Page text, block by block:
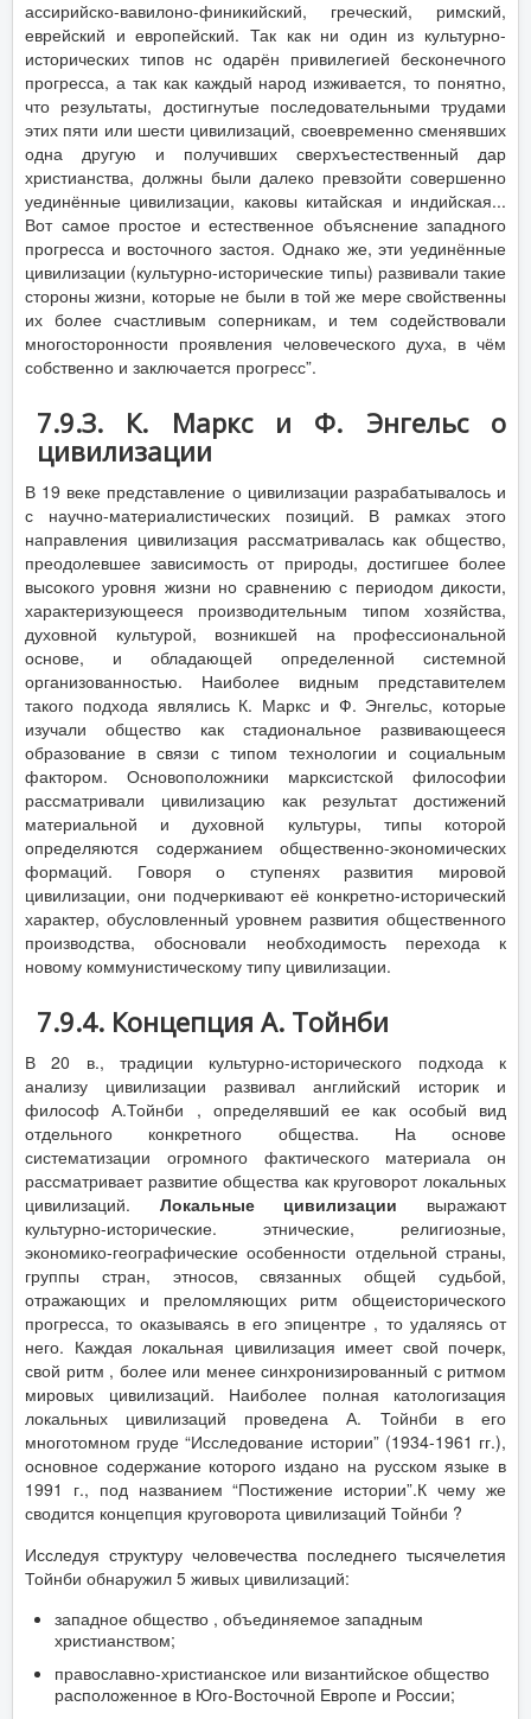
ассирийско-вавилоно-финикийский, греческий, римский,
еврейский и европейский. Так как ни один из культурно-
исторических типов нс одарён привилегией бесконечного
прогресса, а так как каждый народ изживается, то понятно,
что результаты, достигнутые последовательными трудами
этих пяти или шести цивилизаций, своевременно сменявших
одна другую и получивших сверхъестественный дар
христианства, должны были далеко превзойти совершенно
уединённые цивилизации, каковы китайская и индийская...
Вот самое простое и естественное объяснение западного
прогресса и восточного застоя. Однако же, эти уединённые
цивилизации (культурно-исторические типы) развивали такие
стороны жизни, которые не были в той же мере свойственны
их более счастливым соперникам, и тем содействовали
многосторонности проявления человеческого духа, в чём
собственно и заключается прогресс”.
7.9.З. К. Маркс и Ф. Энгельс о
цивилизации
В 19 веке представление о цивилизации разрабатывалось и
с научно-материалистических позиций. В рамках этого
направления цивилизация рассматривалась как общество,
преодолевшее зависимость от природы, достигшее более
высокого уровня жизни но сравнению с периодом дикости,
характеризующееся производительным типом хозяйства,
духовной культурой, возникшей на профессиональной
основе, и обладающей определенной системной
организованностью. Наиболее видным представителем
такого подхода являлись К. Маркс и Ф. Энгельс, которые
изучали общество как стадиональное развивающееся
образование в связи с типом технологии и социальным
фактором. Основоположники марксистской философии
рассматривали цивилизацию как результат достижений
материальной и духовной культуры, типы которой
определяются содержанием общественно-экономических
формаций. Говоря о ступенях развития мировой
цивилизации, они подчеркивают её конкретно-исторический
характер, обусловленный уровнем развития общественного
производства, обосновали необходимость перехода к
новому коммунистическому типу цивилизации.
7.9.4. Концепция А. Тойнби
В 20 в., традиции культурно-исторического подхода к
анализу цивилизации развивал английский историк и
философ А.Тойнби , определявший ее как особый вид
отдельного конкретного общества. На основе
систематизации огромного фактического материала он
рассматривает развитие общества как круговорот локальных
цивилизаций. Локальные цивилизации выражают
культурно-исторические. этнические, религиозные,
экономико-географические особенности отдельной страны,
группы стран, этносов, связанных общей судьбой,
отражающих и преломляющих ритм общеисторического
прогресса, то оказываясь в его эпицентре , то удаляясь от
него. Каждая локальная цивилизация имеет свой почерк,
свой ритм , более или менее синхронизированный с ритмом
мировых цивилизаций. Наиболее полная катологизация
локальных цивилизаций проведена А. Тойнби в его
многотомном груде “Исследование истории” (1934-1961 гг.),
основное содержание которого издано на русском языке в
1991 г., под названием “Постижение истории”.К чему же
сводится концепция круговорота цивилизаций Тойнби ?
Исследуя структуру человечества последнего тысячелетия
Тойнби обнаружил 5 живых цивилизаций:
западное общество , объединяемое западным
христианством;
православно-христианское или византийское общество
расположенное в Юго-Восточной Европе и России;